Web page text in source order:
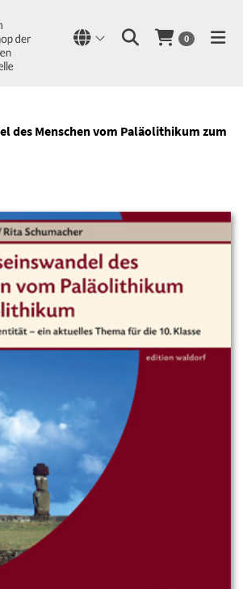
0
des Menschen vom Paläolithikum zum